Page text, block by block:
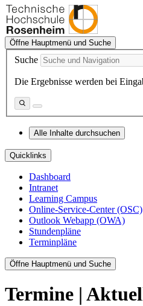
Öffne Hauptmenü und Suche
Suche
Die Ergebnisse werden bei
Alle Inhalte durchsuchen
Quicklinks
Dashboard
Intranet
Learning Campus
Online-Service-Center (OSC)
Outlook Webapp (OWA)
Stundenpläne
Terminpläne
Öffne Hauptmenü und Suche
Termine |